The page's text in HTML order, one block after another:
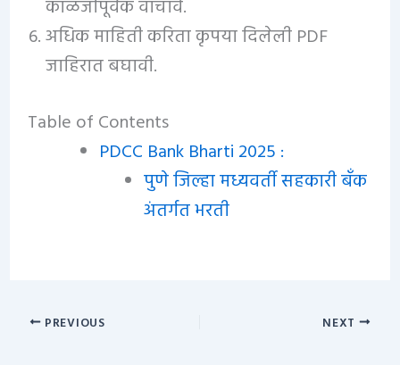
काळजीपूर्वक वाचावे.
अधिक माहिती करिता कृपया दिलेली PDF
जाहिरात बघावी.
Table of Contents
PDCC Bank Bharti 2025 :
पुणे जिल्हा मध्यवर्ती सहकारी बँक
अंतर्गत भरती
PREVIOUS NEXT